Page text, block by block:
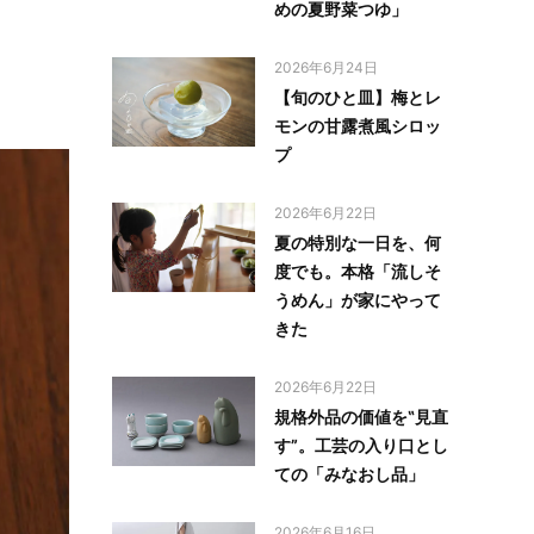
めの夏野菜つゆ」
2026年6月24日
【旬のひと皿】梅とレ
モンの甘露煮風シロッ
プ
2026年6月22日
夏の特別な一日を、何
度でも。本格「流しそ
うめん」が家にやって
きた
2026年6月22日
規格外品の価値を‟見直
す”。工芸の入り口とし
ての「みなおし品」